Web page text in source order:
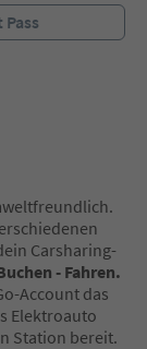
Carsharing-
- Fahren.
Account das
Elektroauto
Station bereit.